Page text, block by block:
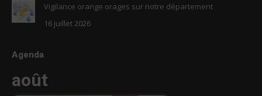
Vigilance orange orages sur notre département
16 juillet 2026
Agenda
août